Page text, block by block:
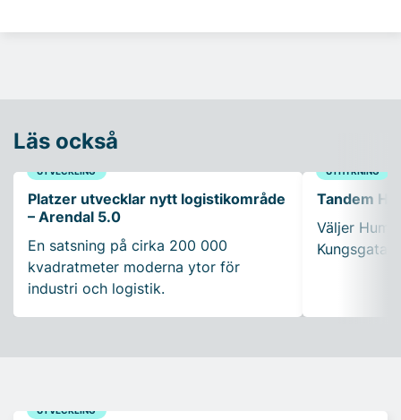
Läs också
UTVECKLING
Platzer utvecklar nytt logistikområde
– Arendal 5.0
En satsning på cirka 200 000
kvadratmeter moderna ytor för
industri och logistik.
UTHYRNING
Tandem
Väljer
UTVECKLING